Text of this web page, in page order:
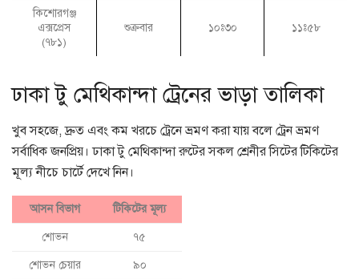
কিশোরগঞ্জ
এক্সপ্রেস
(৭৮১)
শুক্রবার ১০ঃ৩০ ১১ঃ৫৮
ঢাকা টু মেথিকান্দা ট্রেনের ভাড়া তালিকা
খুব সহজে, দ্রুত এবং কম খরচে ট্রেনে ভ্রমণ করা যায় বলে ট্রেন ভ্রমণ
সর্বাধিক জনপ্রিয়। ঢাকা টু মেথিকান্দা রুটের সকল শ্রেনীর সিটের টিকিটের
মূল্য নীচে চার্টে দেখে নিন।
আসন বিভাগ টিকিটের মূল্য
শোভন ৭৫
শোভন চেয়ার ৯০